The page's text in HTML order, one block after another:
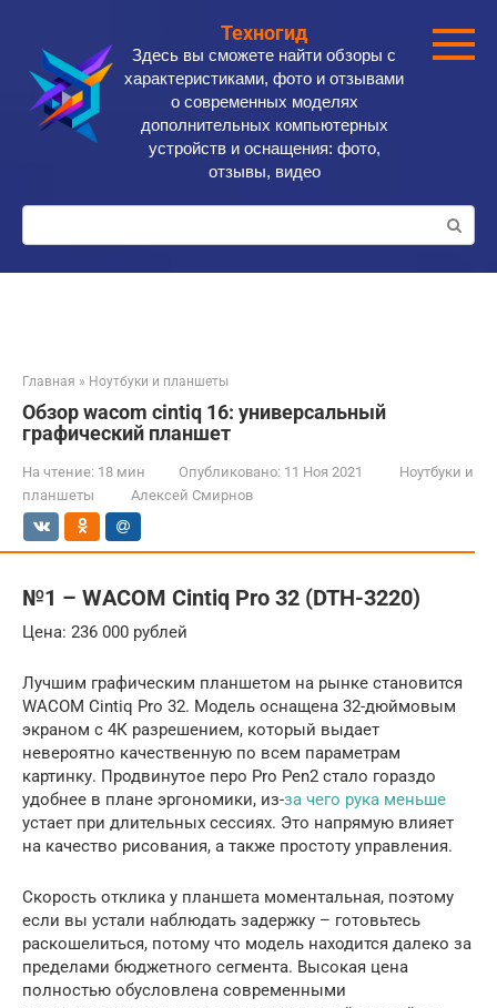
контенту
Техногид
Здесь вы сможете найти обзоры с
характеристиками, фото и отзывами
о современных моделях
дополнительных компьютерных
устройств и оснащения: фото,
отзывы, видео
Поиск:
Главная » Ноутбуки и планшеты
Обзор wacom cintiq 16: универсальный
графический планшет
На чтение: 18 мин Опубликовано: 11 Ноя 2021
Ноутбуки и
планшеты
Алексей Смирнов
№1 – WACOM Cintiq Pro 32 (DTH-3220)
Цена: 236 000 рублей
Лучшим графическим планшетом на рынке становится
WACOM Cintiq Pro 32. Модель оснащена 32-дюймовым
экраном с 4К разрешением, который выдает
невероятно качественную по всем параметрам
картинку. Продвинутое перо Pro Pen2 стало гораздо
удобнее в плане эргономики, из-за чего рука меньше
устает при длительных сессиях. Это напрямую влияет
на качество рисования, а также простоту управления.
Скорость отклика у планшета моментальная, поэтому
если вы устали наблюдать задержку – готовьтесь
раскошелиться, потому что модель находится далеко за
пределами бюджетного сегмента. Высокая цена
полностью обусловлена современными